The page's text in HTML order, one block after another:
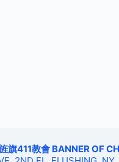
旗411教會 BANNER OF